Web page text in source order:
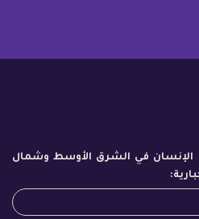
الإنسان في الشرق الأوسط وشمال